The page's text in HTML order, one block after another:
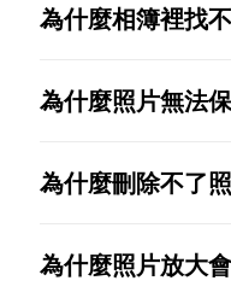
為什麼相簿裡找
為什麼照片無法
為什麼刪除不了
為什麼照片放大